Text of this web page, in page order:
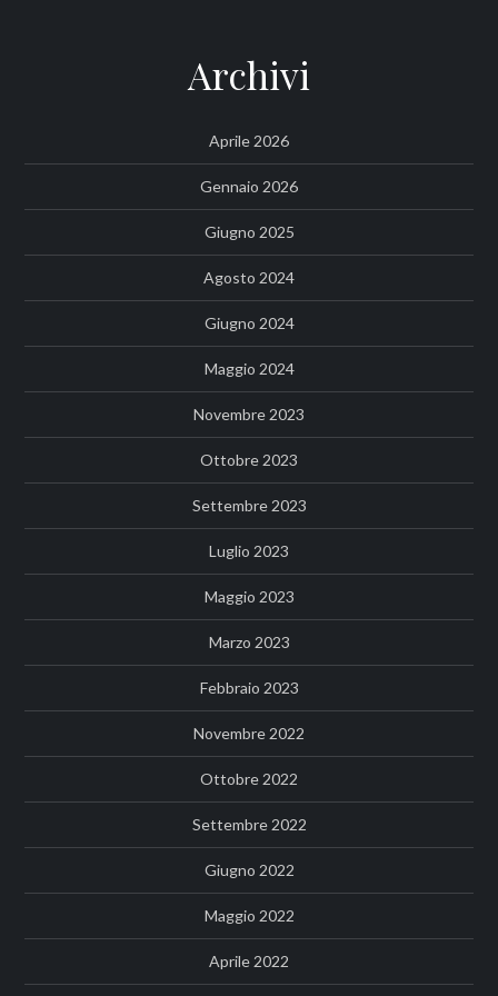
Archivi
Aprile 2026
Gennaio 2026
Giugno 2025
Agosto 2024
Giugno 2024
Maggio 2024
Novembre 2023
Ottobre 2023
Settembre 2023
Luglio 2023
Maggio 2023
Marzo 2023
Febbraio 2023
Novembre 2022
Ottobre 2022
Settembre 2022
Giugno 2022
Maggio 2022
Aprile 2022